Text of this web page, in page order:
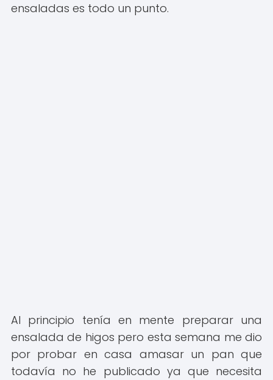
ensaladas es todo un punto.
Al principio tenía en mente preparar una
ensalada de higos pero esta semana me dio
por probar en casa amasar un pan que
todavía no he publicado ya que necesita